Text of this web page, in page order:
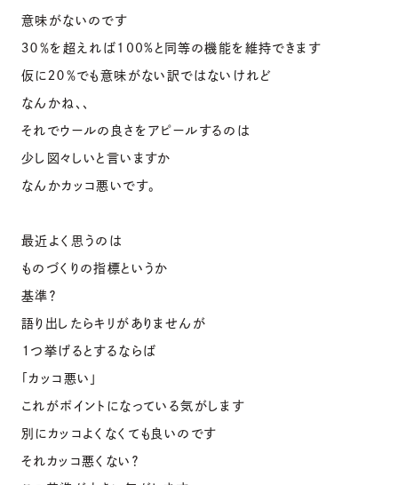
意味がないのです
３０％を超えれば100%と同等の機能を維持できます
仮に２０％でも意味がない訳ではないけれど
なんかね、、
それでウールの良さをアピールするのは
少し図々しいと言いますか
なんかカッコ悪いです。
最近よく思うのは
ものづくりの指標というか
基準？
語り出したらキリがありませんが
１つ挙げるとするならば
「カッコ悪い」
これがポイントになっている気がします
別にカッコよくなくても良いのです
それカッコ悪くない？